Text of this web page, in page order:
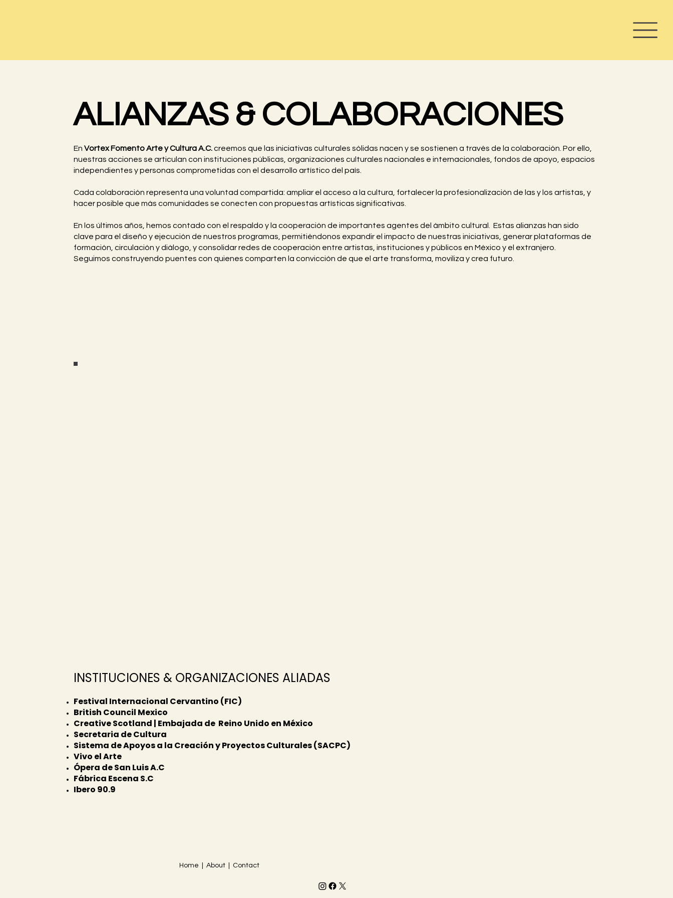
ALIANZAS & COLABORACIONES
En Vortex Fomento Arte y Cultura A.C.creemos que las iniciativas culturales sólidas nacen y se sostienen a través de la colaboración. Por ello,
nuestras acciones se articulan con instituciones públicas, organizaciones culturales nacionales e internacionales, fondos de apoyo, espacios
independientes y personas comprometidas con el desarrollo artístico del país.
Cada colaboración representa una voluntad compartida: ampliar el acceso a la cultura, fortalecer la profesionalización de las y los artistas, y
hacer posible que más comunidades se conecten con propuestas artísticas significativas.
En los últimos años, hemos contado con el respaldo y la cooperación de importantes agentes del ámbito cultural. Estas alianzas han sido
clave para el diseño y ejecución de nuestros programas, permitiéndonos expandir el impacto de nuestras iniciativas, generar plataformas de
formación, circulación y diálogo, y consolidar redes de cooperación entre artistas, instituciones y públicos en México y el extranjero.
Seguimos construyendo puentes con quienes comparten la convicción de que el arte transforma, moviliza y crea futuro.
INSTITUCIONES & ORGANIZACIONES ALIADAS
Festival Internacional Cervantino (FIC)
British Council Mexico
Creative Scotland | Embajada de Reino Unido en México
Secretaria de Cultura
Sistema de Apoyos a la Creación y Proyectos Culturales (SACPC)
Vivo el Arte
Ópera de San Luis A.C
Fábrica Escena S.C
Ibero 90.9
Home | About | Contact